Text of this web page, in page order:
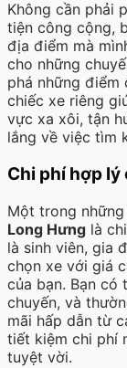
Không cần phải
tiện công cộng,
địa điểm mà
cho những
phá những điểm
chiếc xe riêng
vực xa xôi, tận
lắng về việc tìm
Chi phí hợp
Một trong
Long Hưng là
là sinh viên, gia
chọn xe với giá
của bạn. Bạn có
chuyến, và
mãi hấp dẫn từ
tiết kiệm chi phí
tuyệt vời.